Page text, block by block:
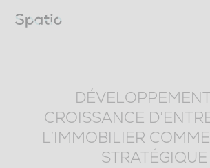
content
CROISSANCE
L’IMMOBILIER
STRATÉGIQUE